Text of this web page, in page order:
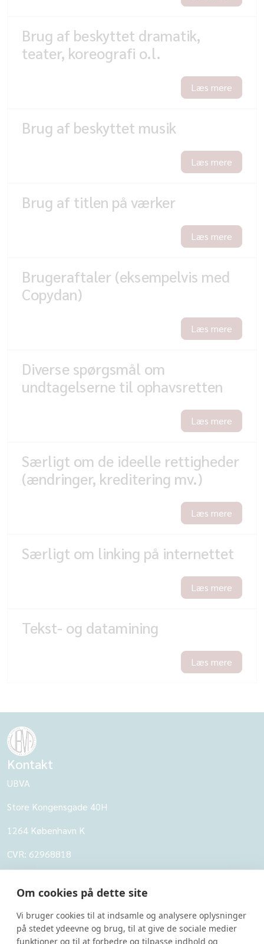
Om cookies på dette site
Vi bruger cookies til at indsamle og analysere oplysninger
på stedet ydeevne og brug, til at give de sociale medier
funktioner og til at forbedre og tilpasse indhold og
Brug af beskyttet dramatik,
teater, koreografi o.l.
Læs mere
Brug af beskyttet musik
Læs mere
Brug af titlen på værker
Læs mere
Brugeraftaler (eksempelvis med
Copydan)
Læs mere
Diverse spørgsmål om
undtagelserne til ophavsretten
Læs mere
Særligt om de ideelle rettigheder
(ændringer, kreditering mv.)
Læs mere
Særligt om linking på internettet
Læs mere
Tekst- og datamining
Læs mere
Kontakt
UBVA
Store Kongensgade 40H
1264 København K
CVR: 62968818
Om UBVA
Persondatapolitik for UBVA